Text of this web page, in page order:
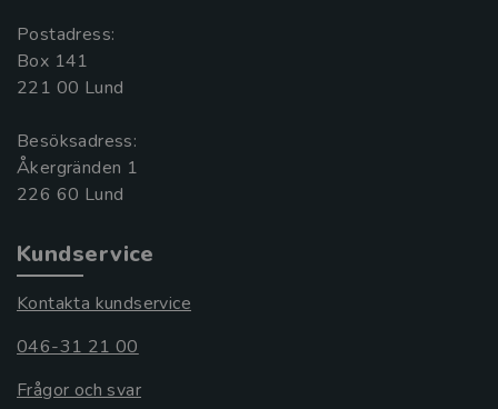
Postadress:
Box 141
221 00 Lund
Besöksadress:
Åkergränden 1
Kundservice
Kontakta kundservice
046-31 21 00
Frågor och svar